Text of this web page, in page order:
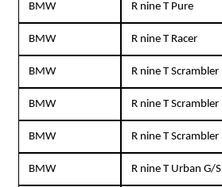
BMW R nine T Pure
BMW R nine T Racer
BMW R nine T Scrambler
BMW R nine T Scrambler
BMW R nine T Scrambler
BMW R nine T Urban G/S